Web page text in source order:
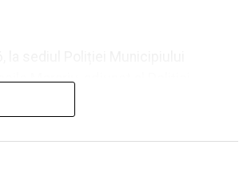
Morariu, adjunct al Poliției
din cadrul Biroului Rutier
Biroului de Investigații
reprezentanților prezenți la
de reclamații privind fake-urile